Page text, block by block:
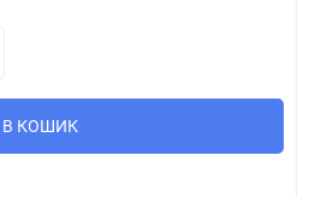
В КОШИК